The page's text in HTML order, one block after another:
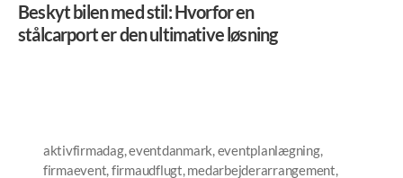
Beskyt bilen med stil: Hvorfor en
stålcarport er den ultimative løsning
aktivfirmadag,eventdanmark,eventplanlægning,
firmaevent,firmaudflugt,medarbejderarrangement,